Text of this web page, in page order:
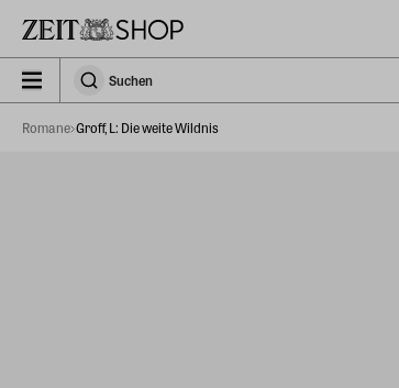
zeit_storefront.components.search.collapsed
SuchenSuchen
Romane Groff, L: Die weite Wildnis